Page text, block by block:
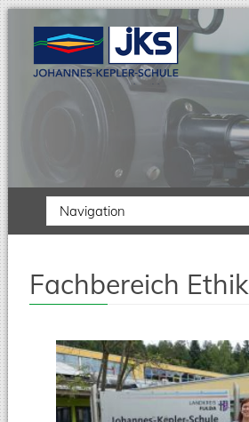
Zielseite
Fachbereich Ethik